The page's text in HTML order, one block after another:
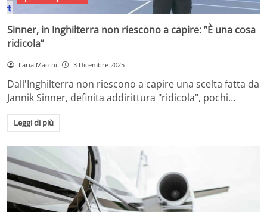
Sinner, in Inghilterra non riescono a capire: ”È una cosa
ridicola”
Ilaria Macchi 3 Dicembre 2025
Dall'Inghilterra non riescono a capire una scelta fatta da
Jannik Sinner, definita addirittura "ridicola", pochi…
Leggi di più